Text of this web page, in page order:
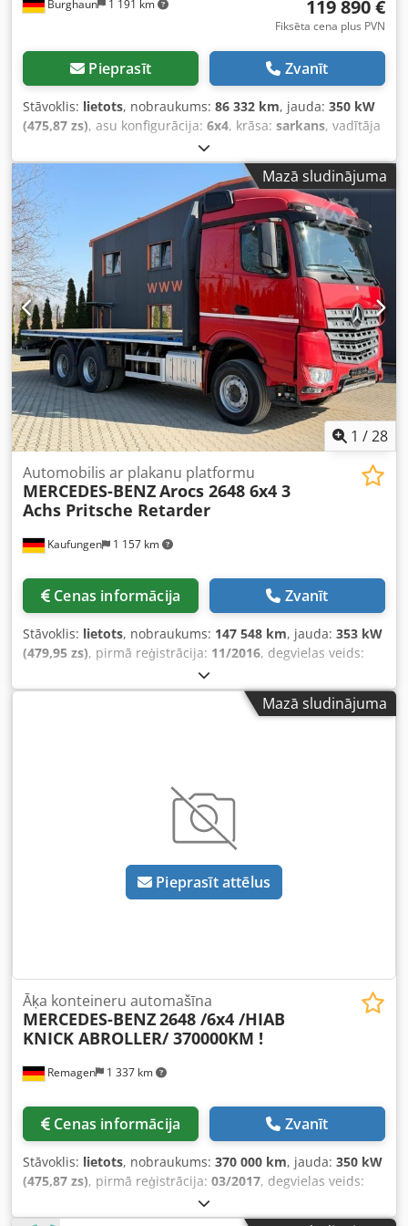
Burghaun 1 191 km 119 890 €
Fiksēta cena plus PVN
Pieprasīt Zvanīt
Stāvoklis: lietots, nobraukums: 86 332 km, jauda: 350 kW
(475,87 zs), asu konfigurācija: 6x4, krāsa: sarkans, vadītāja
, pārnesuma veids:
kopējais garums:80 000 mm, kopējais platums:26 000
mm
35 000 mm, krautuves garums:
48 200 mm
, iekraušanas vietas platums:24 000 mm,
iekraušanas telpas augstums:9 500 mm, Ražošanas gads:
2023 , Aprīkojums:
ABS, EBS (Elektroniskā bremžu
sistēma), gaisa kondicionēšana
Mazā sludinājuma
1 /28
Kaufungen 1 157 km
Automobilis ar plakanu platformu
MERCEDES-BENZArocs 2648 6x4 3
Achs Pritsche Retarder
Cenas informācija Zvanīt
Stāvoklis: lietots, nobraukums: 147 548 km, jauda: 353 kW
(479,95 zs), pirmā reģistrācija: 11/2016, degvielas veids:
, kopējais svars:28 000 kg
3 asis, nākamā pārbaude (TÜV):08/2028, bremzes:
, pārnesuma veids:Mazā sludinājuma
Pieprasīt attēlus
Remagen 1 337 km
Āķa konteineru automašīna
MERCEDES-BENZ2648 /6x4 /HIAB
KNICK ABROLLER/ 370000KM !
Cenas informācija Zvanīt
Stāvoklis: lietots, nobraukums: 370 000 km, jauda: 350 kW
(475,87 zs), pirmā reģistrācija: 03/2017, degvielas veids:
, kopējais svars:26 000 kg
3 asis, nākamā pārbaude (TÜV):03/2027, krāsa:dzeltens,